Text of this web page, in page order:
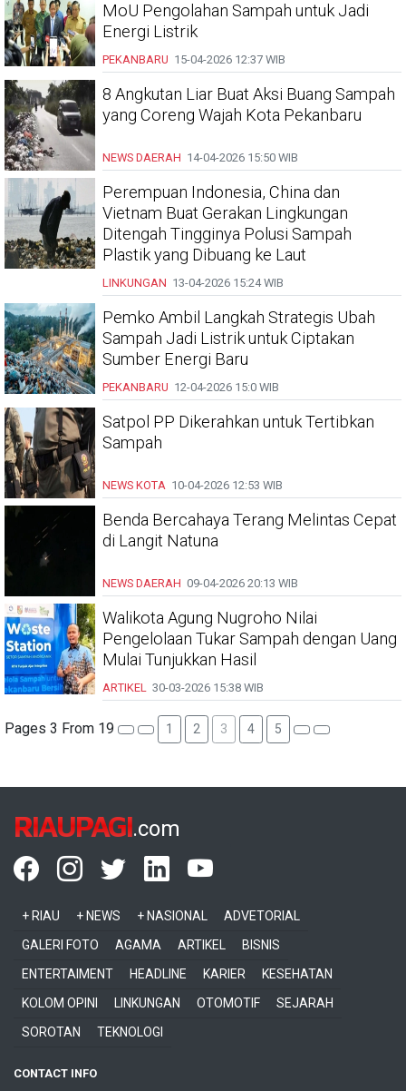
MoU Pengolahan Sampah untuk Jadi
Energi Listrik
PEKANBARU 15-04-2026 12:37 WIB
8 Angkutan Liar Buat Aksi Buang Sampah
yang Coreng Wajah Kota Pekanbaru
NEWS DAERAH 14-04-2026 15:50 WIB
Perempuan Indonesia, China dan
Vietnam Buat Gerakan Lingkungan
Ditengah Tingginya Polusi Sampah
Plastik yang Dibuang ke Laut
LINKUNGAN 13-04-2026 15:24 WIB
Pemko Ambil Langkah Strategis Ubah
Sampah Jadi Listrik untuk Ciptakan
Sumber Energi Baru
PEKANBARU 12-04-2026 15:0 WIB
Satpol PP Dikerahkan untuk Tertibkan
Sampah
NEWS KOTA 10-04-2026 12:53 WIB
Benda Bercahaya Terang Melintas Cepat
di Langit Natuna
NEWS DAERAH 09-04-2026 20:13 WIB
Walikota Agung Nugroho Nilai
Pengelolaan Tukar Sampah dengan Uang
Mulai Tunjukkan Hasil
ARTIKEL 30-03-2026 15:38 WIB
Pages 3 From 19 1 2 3 4 5
RIAUPAGI.com
+ RIAU + NEWS + NASIONAL
ADVETORIAL
GALERI FOTO
AGAMA ARTIKEL
BISNIS
ENTERTAIMENT
HEADLINE KARIER
KESEHATAN
KOLOM OPINI
LINKUNGAN OTOMOTIF
SEJARAH
SOROTAN
TEKNOLOGI
CONTACT INFO